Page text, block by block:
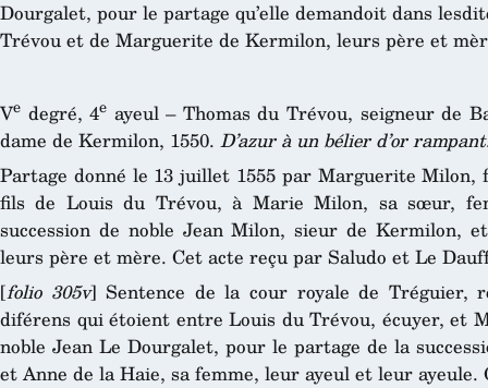
Dourgalet, pour le partage qu’elle demandoit dans
Trévou et de Marguerite de Kermilon, leurs père et
Ve degré, 4e ayeul – Thomas du Trévou, seigneur de
dame de Kermilon, 1550. D’azur à un bélier d’or rampant
Partage donné le 13 juillet 1555 par Marguerite Milon,
fils de Louis du Trévou, à Marie Milon, sa sœur,
succession de noble Jean Milon, sieur de Kermilon,
leurs père et mère. Cet acte reçu par Saludo et Le
[folio 305v] Sentence de la cour royale de Tréguier,
diférens qui étoient entre Louis du Trévou, écuyer, et
noble Jean Le Dourgalet, pour le partage de la
et Anne de la Haie, sa femme, leur ayeul et leur